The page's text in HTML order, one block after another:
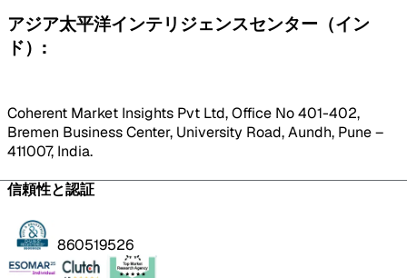
アジア太平洋インテリジェンスセンター（イン
ド）:
Coherent Market Insights Pvt Ltd, Office No 401-402,
Bremen Business Center, University Road, Aundh, Pune –
411007, India.
信頼性と認証
860519526